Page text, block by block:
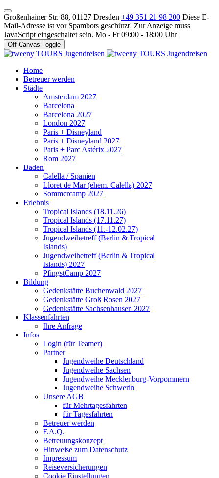
Großenhainer Str. 88, 01127 Dresden +49 351 21 98 200 Diese E-
Mail-Adresse ist vor Spambots geschützt! Zur Anzeige muss
JavaScript eingeschaltet sein. Mo - Fr 09:00 - 18:00 Uhr
Off-Canvas Toggle
Home
Betreuer werden
Städte
Amsterdam 2027
Barcelona
Barcelona 2027
London 2027
Paris + Disneyland
Paris + Disneyland 2027
Paris + Parc Astérix 2027
Rom 2027
Baden
Calella / Spanien
Lloret de Mar (ehem. Calella) 2027
Sommercamp 2027
Erlebnis
Tropical Islands (18.11.26)
Tropical Islands (17.11.27)
Tropical Islands (11.-12.02.27)
Jugendweihetreff (Berlin & Tropical
Islands)
Jugendweihetreff (Berlin & Tropical
Islands) 2027
PfingstCamp 2027
Bildung
Gedenkstätte Buchenwald 2027
Gedenkstätte Groß Rosen 2027
Gedenkstätte Sachsenhausen 2027
Klassenfahrten
Ihre Anfrage
Infos
Login (für Teamer)
Partner
Jugendweihe Deutschland
Jugendweihe Sachsen
Jugendweihe Mecklenburg-Vorpommern
Jugendweihe Schwerin
Unsere AGB
für Mehrtagesfahrten
für Tagesfahrten
Betreuer werden
F.A.Q.
Betreuungskonzept
Hinweise zum Datenschutz
Impressum
Reiseversicherungen
Cookie Einstellungen